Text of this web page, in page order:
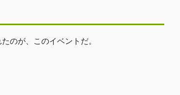
のが、このイベントだ。